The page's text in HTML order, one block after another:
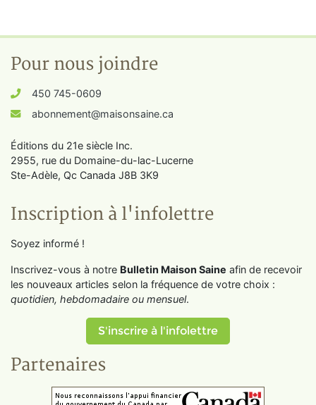
Pour nous joindre
450 745-0609
abonnement@maisonsaine.ca
Éditions du 21e siècle Inc.
2955, rue du Domaine-du-lac-Lucerne
Ste-Adèle, Qc Canada J8B 3K9
Inscription à l'infolettre
Soyez informé !
Inscrivez-vous à notre Bulletin Maison Saine afin de recevoir
les nouveaux articles selon la fréquence de votre choix :
quotidien, hebdomadaire ou mensuel.
S'inscrire à l'infolettre
Partenaires